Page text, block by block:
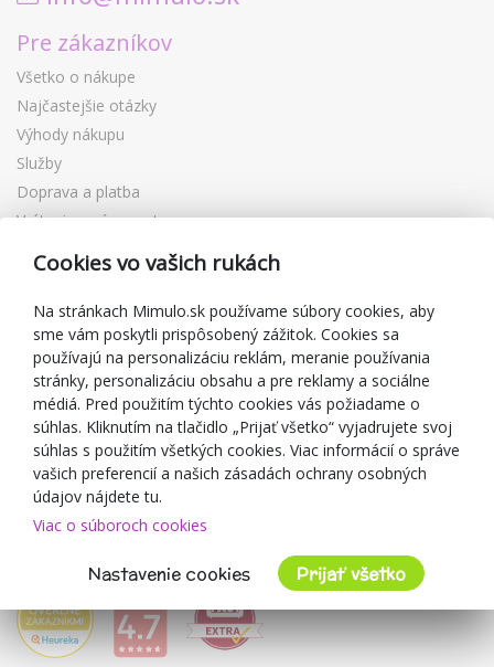
Pre zákazníkov
Všetko o nákupe
Najčastejšie otázky
Výhody nákupu
Služby
Doprava a platba
Vrátenie a výmena tovaru
Reklamácia
Darčekové poukážky
Zľavové kupóny
Blog
O predajcovi
Mimulo.sk
Obchodné podmienky
Ochrana osobných údajov GDPR
Kontakty
Spolupracujeme
Cookies vo vašich rukách
Na stránkach Mimulo.sk používame súbory cookies, aby
sme vám poskytli prispôsobený zážitok. Cookies sa
používajú na personalizáciu reklám, meranie používania
stránky, personalizáciu obsahu a pre reklamy a sociálne
médiá. Pred použitím týchto cookies vás požiadame o
súhlas. Kliknutím na tlačidlo „Prijať všetko“ vyjadrujete svoj
súhlas s použitím všetkých cookies. Viac informácií o správe
vašich preferencií a našich zásadách ochrany osobných
údajov nájdete tu.
Viac o súboroch cookies
Nastavenie cookies Prijať všetko